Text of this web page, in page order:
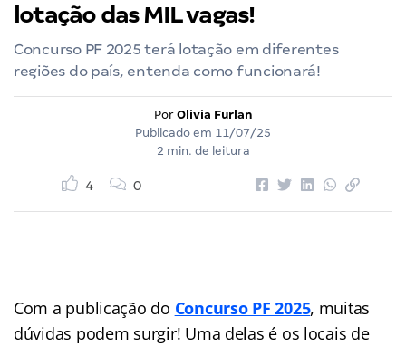
lotação das MIL vagas!
Concurso PF 2025 terá lotação em diferentes
regiões do país, entenda como funcionará!
Por Olivia Furlan
Publicado em 11/07/25
2 min. de leitura
4 0
Com a publicação do Concurso PF 2025, muitas
dúvidas podem surgir! Uma delas é os locais de